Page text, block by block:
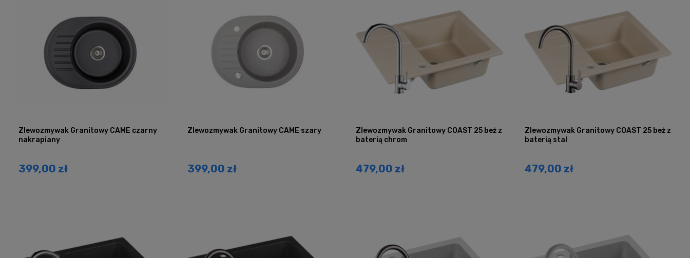
Zlewozmywak Granitowy CAME czarny
nakrapiany
399,00 zł
Zlewozmywak Granitowy CAME szary
399,00 zł
Zlewozmywak Granitowy COAST 25 beż z
baterią chrom
479,00 zł
Zlewozmywak Granitowy COAST 25 beż z
baterią stal
479,00 zł